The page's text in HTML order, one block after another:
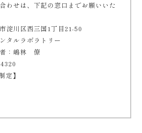
わせは、下記の窓口までお願いいた
淀川区西三国1丁目21-50
タルラボラトリー
：嶋林 僚
定】